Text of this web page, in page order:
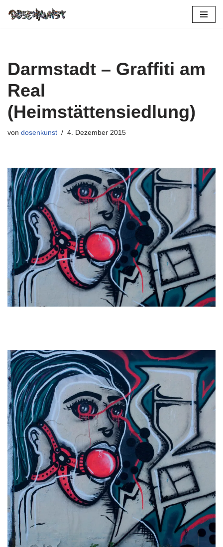
Darmstadt – Graffiti am
Real
(Heimstättensiedlung)
von dosenkunst 4. Dezember 2015